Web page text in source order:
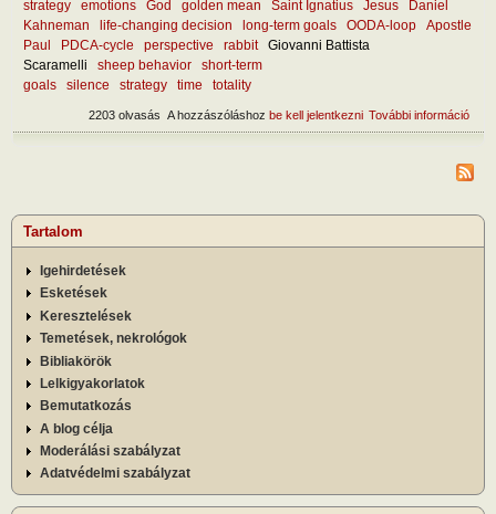
strategy emotions God golden mean Saint Ignatius Jesus
Daniel
Kahneman
life-changing decision long-term goals OODA-loop
Apostle
Paul
PDCA-cycle perspective rabbit
Giovanni Battista
Scaramelli
sheep behavior
short-term
goals
silence strategy time totality
További információ
good
A hozzászóláshoz be kell jelentkezni
2203 olvasás
Tartalom
Igehirdetések
Esketések
Keresztelések
Temetések, nekrológok
Bibliakörök
Lelkigyakorlatok
Bemutatkozás
A blog célja
Moderálási szabályzat
Adatvédelmi szabályzat